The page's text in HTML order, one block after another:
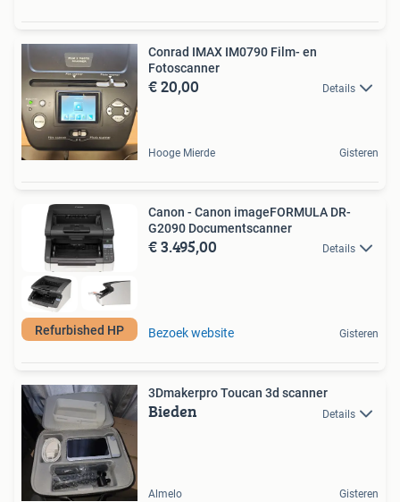
Conrad IMAX IM0790 Film- en
Fotoscanner
€ 20,00 Details
Hooge Mierde Gisteren
Refurbished HP
Canon - Canon imageFORMULA DR-
G2090 Documentscanner
€ 3.495,00 Details
Bezoek website Gisteren
3Dmakerpro Toucan 3d scanner
Bieden Details
Almelo Gisteren